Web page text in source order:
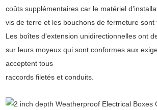
coûts supplémentaires car le matériel
vis de terre et les bouchons de fermeture sont
Les boîtes d'extension unidirectionnelles ont
sur leurs moyeux qui sont conformes aux
acceptent tous
raccords filetés et conduits.